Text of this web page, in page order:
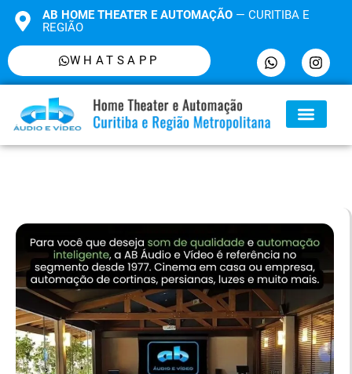
AB HOME THEATER E AUTOMAÇÃO— CURITIBA E
REGIÃO
WHATSAPP